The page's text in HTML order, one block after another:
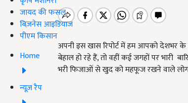
जायद की फसल
बिज़नेस आइडियाज
पीएम किसान
Home
न्यूज़ रैप
अपनी इस खास रिपोर्ट में हम आपको देशभर
बेहाल हो रहे हैं, तो वहीं कई जगहों पर
भरी फिजाओं से खुद को महफूज रखने वाले